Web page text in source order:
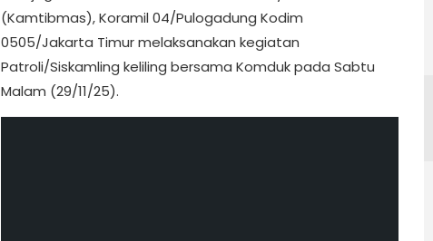
(Kamtibmas), Koramil 04/Pulogadung Kodim
0505/Jakarta Timur melaksanakan kegiatan
Patroli/Siskamling keliling bersama Komduk pada Sabtu
Malam (29/11/25).